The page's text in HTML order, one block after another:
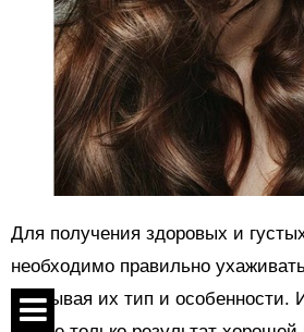
Для получения здоровых и
необходимо правильно
учитывая их тип и